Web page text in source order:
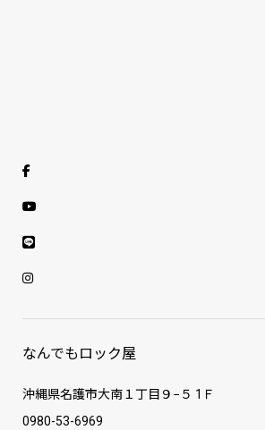
なんでもロック屋
沖縄県名護市大南１丁目９−５ 1Ｆ
0980-53-6969